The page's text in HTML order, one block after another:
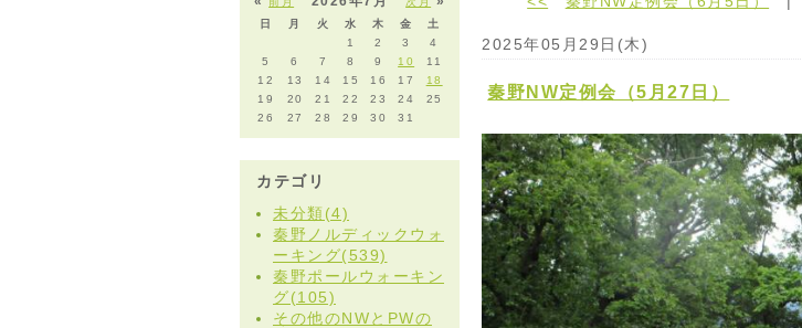
日 月 火 水 木 金
土
1
2 3
4
5
6 7 8 9 10
11
12
13 14 15 16 17
18
19
20 21 22 23 24
25
26
27 28 29 30 31
カテゴリ
未分類(4)
秦野ノルディックウォ
ーキング(539)
秦野ポールウォーキン
グ(105)
その他のNWとPWの
2025年05月29日(木)
秦野NW定例会（5月27日）